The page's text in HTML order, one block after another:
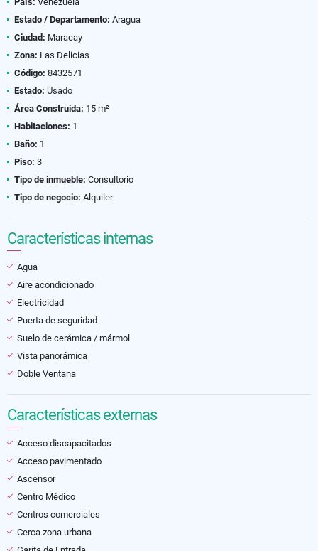
Estado / Departamento: Aragua
Ciudad: Maracay
Zona: Las Delicias
Código: 8432571
Estado: Usado
Área Construida: 15 m²
Habitaciones: 1
Baño: 1
Piso: 3
Tipo de inmueble: Consultorio
Tipo de negocio: Alquiler
Características internas
Agua
Aire acondicionado
Electricidad
Puerta de seguridad
Suelo de cerámica / mármol
Vista panorámica
Doble Ventana
Características externas
Acceso discapacitados
Acceso pavimentado
Ascensor
Centro Médico
Centros comerciales
Cerca zona urbana